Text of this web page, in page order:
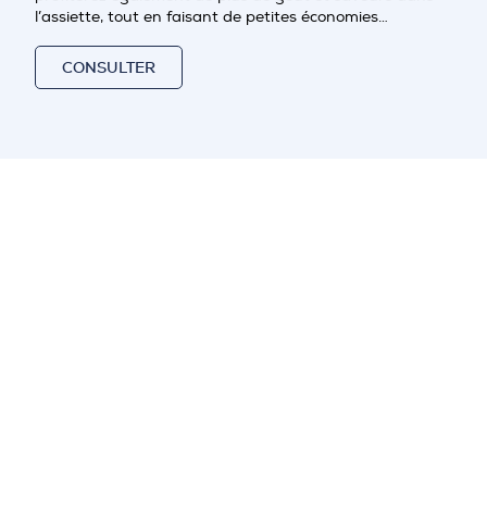
l’assiette, tout en faisant de petites économies…
CONSULTER